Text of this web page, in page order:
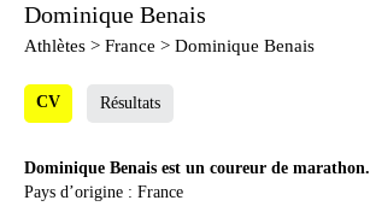
Dominique Benais
Athlètes > France > Dominique Benais
CV Résultats
Dominique Benais est un coureur de marathon.
Pays d’origine : France